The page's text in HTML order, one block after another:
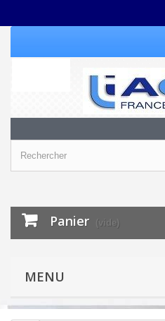
Panier (vide)
MENU